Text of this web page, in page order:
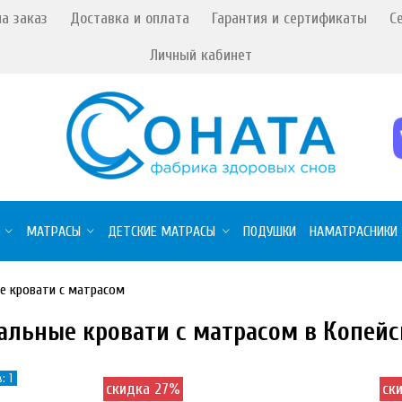
заказ Доставка и оплата Гарантия и сертификаты
Личный кабинет
МАТРАСЫ ДЕТСКИЕ МАТРАСЫ ПОДУШКИ НАМАТРАСНИКИ
кровати с матрасом
кровати с матрасом в
1
скидка 27%